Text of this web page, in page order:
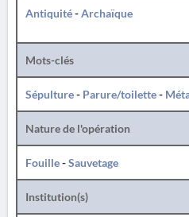
Antiquité-Archaïque
Mots-clés
Sépulture- Parure/toilette-
Nature de l'opération
Fouille-Sauvetage
Institution(s)